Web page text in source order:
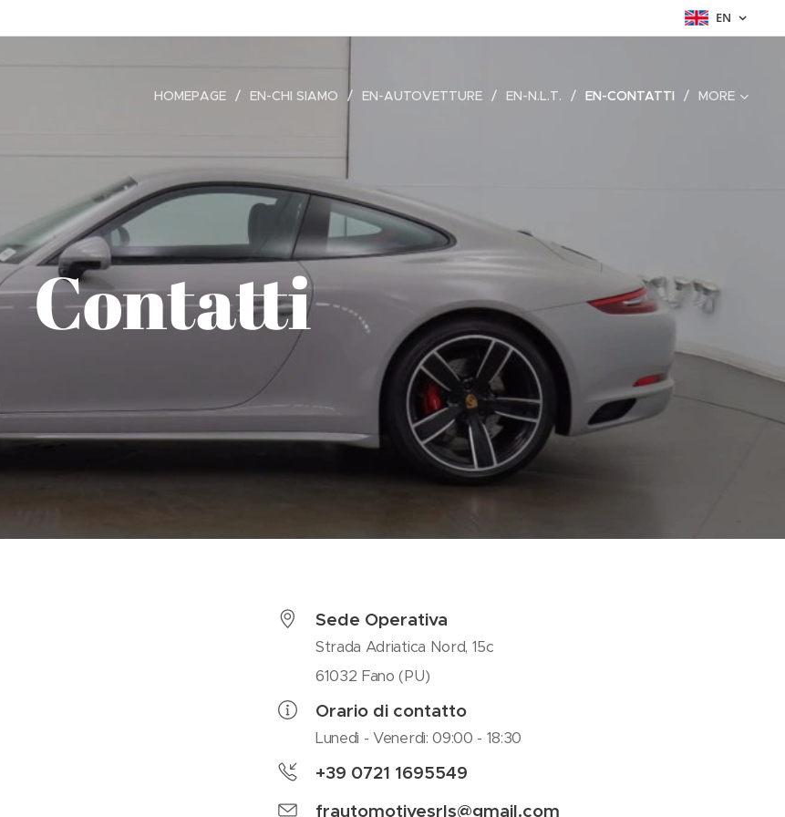
EN
HOMEPAGE EN-CHI SIAMO EN-AUTOVETTURE EN-N.L.T. EN-CONTATTI MORE
Contatti
Sede Operativa
Strada Adriatica Nord, 15c
61032 Fano (PU)
Orario di contatto
Lunedì - Venerdì: 09:00 - 18:30
+39 0721 1695549
frautomotivesrls@gmail.com